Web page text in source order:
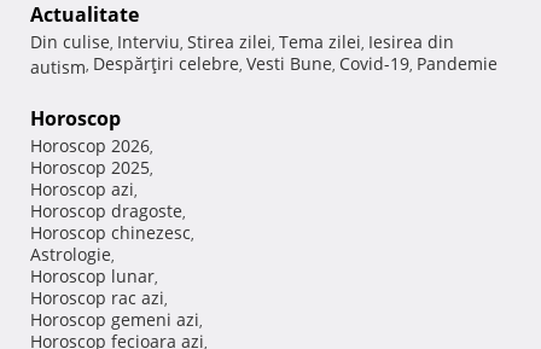
Actualitate
Din culise, Interviu, Stirea zilei, Tema zilei, Iesirea din
autism, Despărţiri celebre, Vesti Bune, Covid-19, Pandemie
Horoscop
Horoscop 2026,
Horoscop 2025,
Horoscop azi,
Horoscop dragoste,
Horoscop chinezesc,
Astrologie,
Horoscop lunar,
Horoscop rac azi,
Horoscop gemeni azi,
Horoscop fecioara azi,